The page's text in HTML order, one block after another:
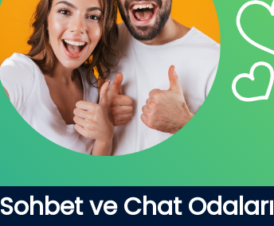
Sohbet ve Chat Odaları